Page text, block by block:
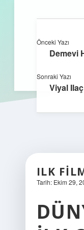
ILK
Tarih: Ekim 29,
Önceki Yazı
Demevi
Sonraki Yazı
Viyal